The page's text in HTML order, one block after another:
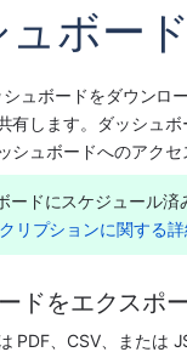
ボー
ュボードをダウンロ
有します。ダッシュ
シュボードへのアクセ
ードにスケジュール済
リプションに関する
ドをエクスポ
PDF、CSV、または